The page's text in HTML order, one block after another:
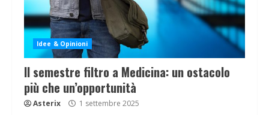
Idee & Opinioni
Il semestre filtro a Medicina: un ostacolo
più che un’opportunità
Asterix 1 settembre 2025